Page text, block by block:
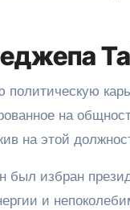
политическую
на
на этой
был избран
и